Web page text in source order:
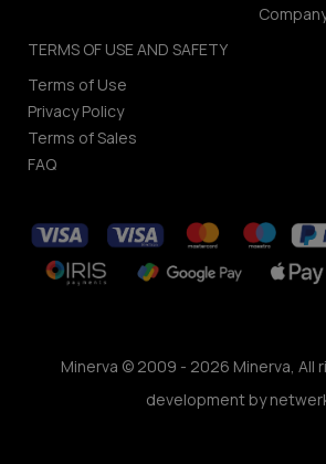
TERMS OF USE AND SAFETY
Terms of Use
Privacy Policy
Terms of Sales
FAQ
Minerva © 2009 - 2026 Minerva, All
development by